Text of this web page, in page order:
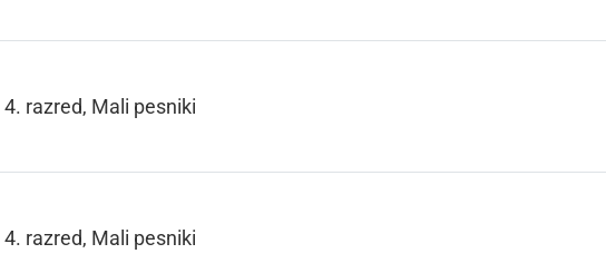
razred, Mali pesniki
razred, Mali pesniki